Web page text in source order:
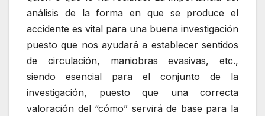
análisis de la forma en que se produce el
accidente es vital para una buena investigación
puesto que nos ayudará a establecer sentidos
de circulación, maniobras evasivas, etc.,
siendo esencial para el conjunto de la
investigación, puesto que una correcta
valoración del “cómo” servirá de base para la